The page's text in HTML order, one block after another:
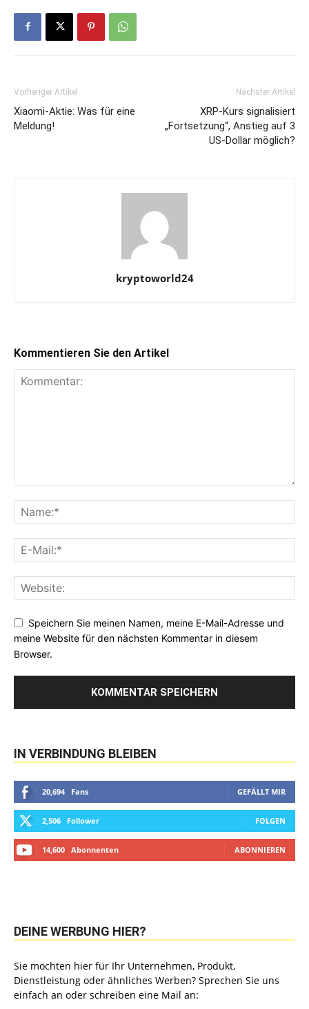
Vorheriger Artikel
Xiaomi-Aktie: Was für eine
Meldung!
Nächster Artikel
XRP-Kurs signalisiert
„Fortsetzung“, Anstieg auf 3
US-Dollar möglich?
kryptoworld24
Kommentieren Sie den Artikel
Speichern Sie meinen Namen, meine E-Mail-Adresse und
meine Website für den nächsten Kommentar in diesem
Browser.
IN VERBINDUNG BLEIBEN
20,694 Fans GEFÄLLT MIR
2,506 Follower FOLGEN
14,600 Abonnenten ABONNIEREN
DEINE WERBUNG HIER?
Sie möchten hier für Ihr Unternehmen, Produkt,
Dienstleistung oder ähnliches Werben? Sprechen Sie uns
einfach an oder schreiben eine Mail an: